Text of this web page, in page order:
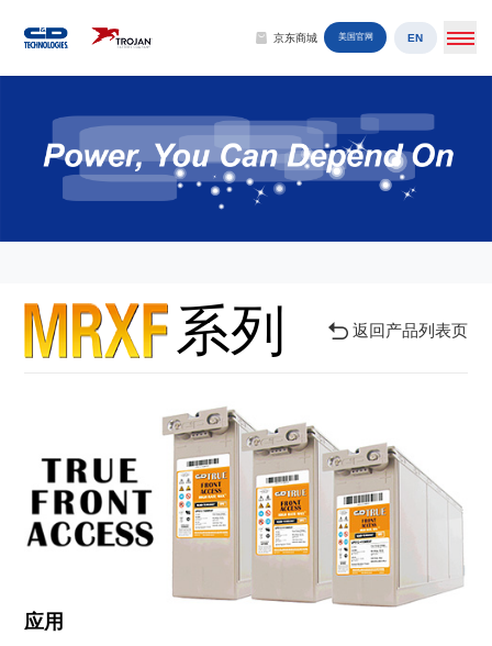
京东商城 美国官网 EN
系列 返回产品列表页
应用